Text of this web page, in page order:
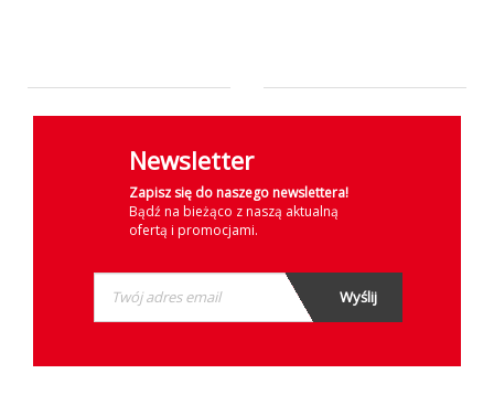
Newsletter
Zapisz się do naszego newslettera!
Bądź na bieżąco z naszą aktualną
ofertą i promocjami.